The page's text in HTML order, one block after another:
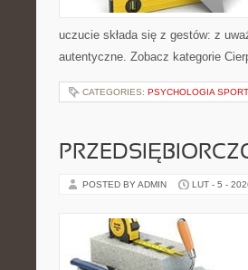
uczucie składa się z gestów: z
autentyczne. Zobacz kategorie
CATEGORIES: PSYCHOLOGIA
POSTED BY ADMIN LUT - 5 -